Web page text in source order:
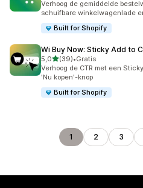
Verhoog de gemiddelde
schuifbare winkelwagenlade
Built for Shopify
Wi Buy Now: Sticky Add to
5,0van 5 sterren
(39)
39 recensies in totaal
•Gratis
Verhoog de CTR met een
'Nu kopen'-knop
Built for Shopify
1 2 3